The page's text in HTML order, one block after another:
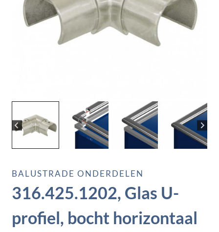
BALUSTRADE ONDERDELEN
316.425.1202, Glas U-
profiel, bocht horizontaal